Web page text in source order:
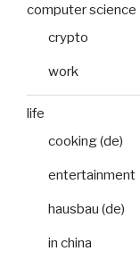
computer science
crypto
work
life
cooking (de)
entertainment
hausbau (de)
in china